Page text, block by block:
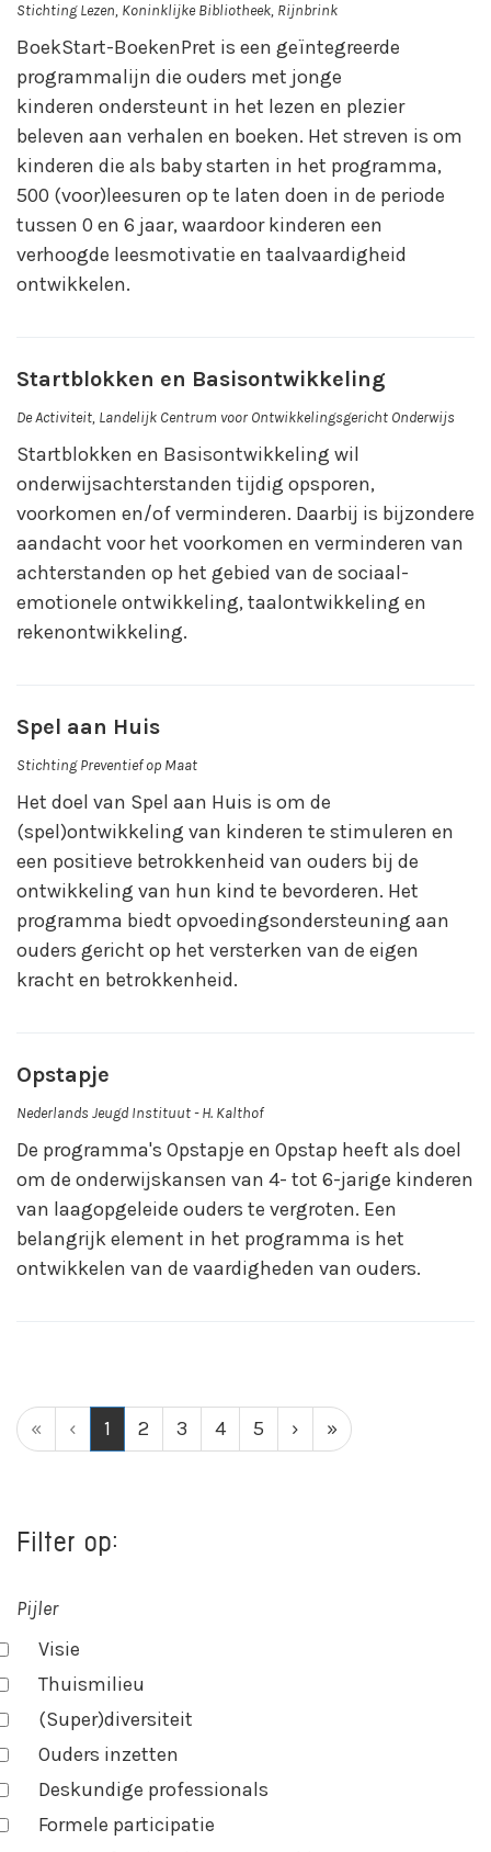
Stichting Lezen, Koninklijke Bibliotheek, Rijnbrink
BoekStart-BoekenPret is een geïntegreerde
programmalijn die ouders met jonge
kinderen ondersteunt in het lezen en plezier
beleven aan verhalen en boeken. Het streven is om
kinderen die als baby starten in het programma,
500 (voor)leesuren op te laten doen in de periode
tussen 0 en 6 jaar, waardoor kinderen een
verhoogde leesmotivatie en taalvaardigheid
ontwikkelen.
Startblokken en Basisontwikkeling
De Activiteit, Landelijk Centrum voor Ontwikkelingsgericht Onderwijs
Startblokken en Basisontwikkeling wil
onderwijsachterstanden tijdig opsporen,
voorkomen en/of verminderen. Daarbij is bijzondere
aandacht voor het voorkomen en verminderen van
achterstanden op het gebied van de sociaal-
emotionele ontwikkeling, taalontwikkeling en
rekenontwikkeling.
Spel aan Huis
Stichting Preventief op Maat
Het doel van Spel aan Huis is om de
(spel)ontwikkeling van kinderen te stimuleren en
een positieve betrokkenheid van ouders bij de
ontwikkeling van hun kind te bevorderen. Het
programma biedt opvoedingsondersteuning aan
ouders gericht op het versterken van de eigen
kracht en betrokkenheid.
Opstapje
Nederlands Jeugd Instituut - H. Kalthof
De programma's Opstapje en Opstap heeft als doel
om de onderwijskansen van 4- tot 6-jarige kinderen
van laagopgeleide ouders te vergroten. Een
belangrijk element in het programma is het
ontwikkelen van de vaardigheden van ouders.
« ‹ 1 (current)
2 3 4 5 › »
Filter op:
Pijler
Visie
Thuismilieu
(Super)diversiteit
Ouders inzetten
Deskundige professionals
Formele participatie